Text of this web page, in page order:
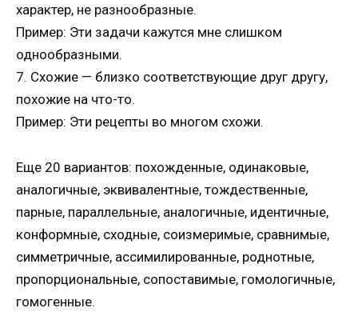
характер, не разнообразные.
Пример: Эти задачи кажутся мне слишком
однообразными.
7. Схожие — близко соответствующие друг другу,
похожие на что-то.
Пример: Эти рецепты во многом схожи.
Еще 20 вариантов: похожденные, одинаковые,
аналогичные, эквивалентные, тождественные,
парные, параллельные, аналогичные, идентичные,
конформные, сходные, соизмеримые, сравнимые,
симметричные, ассимилированные, роднотные,
пропорциональные, сопоставимые, гомологичные,
гомогенные.